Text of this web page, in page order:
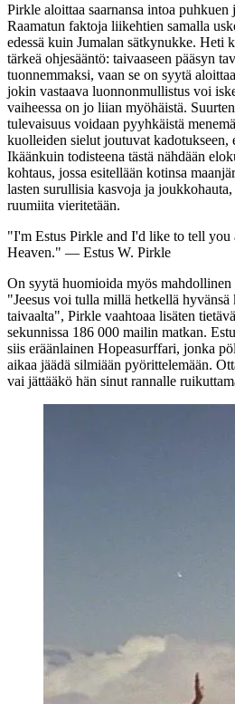
Pirkle aloittaa saarnansa intoa
Raamatun faktoja liikehtien samalla
edessä kuin Jumalan sätkynukke. Heti
tärkeä ohjesääntö: taivaaseen pääsyn
tuonnemmaksi, vaan se on syytä
jokin vastaava luonnonmullistus voi
vaiheessa on jo liian myöhäistä.
tulevaisuus voidaan pyyhkäistä
kuolleiden sielut joutuvat kadotukseen,
Ikäänkuin todisteena tästä nähdään
kohtaus, jossa esitellään kotinsa
lasten surullisia kasvoja ja
ruumiita vieritetään.
"I'm Estus Pirkle and I'd like to tell you
Heaven." — Estus W. Pirkle
On syytä huomioida myös mahdollinen
"Jeesus voi tulla millä hetkellä
taivaalta", Pirkle vaahtoaa lisäten
sekunnissa 186 000 mailin matkan.
siis eräänlainen Hopeasurffari, jonka
aikaa jäädä silmiään pyörittelemään.
vai jättääkö hän sinut rannalle